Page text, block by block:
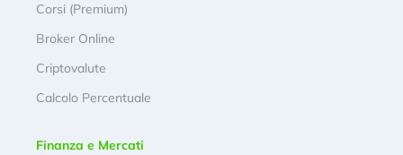
Corsi (Premium)
Broker Online
Criptovalute
Calcolo Percentuale
Finanza e Mercati